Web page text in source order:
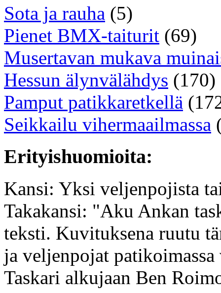
Sota ja rauha (5)
Pienet BMX-taiturit (69)
Musertavan mukava
Hessun älynvälähdys (170)
Pamput patikkaretkellä
Seikkailu vihermaailmassa
Erityishuomioita:
Kansi: Yksi veljenpojista
Takakansi: "Aku Ankan
teksti. Kuvituksena ruutu
ja veljenpojat patikoimassa
Taskari alkujaan Ben